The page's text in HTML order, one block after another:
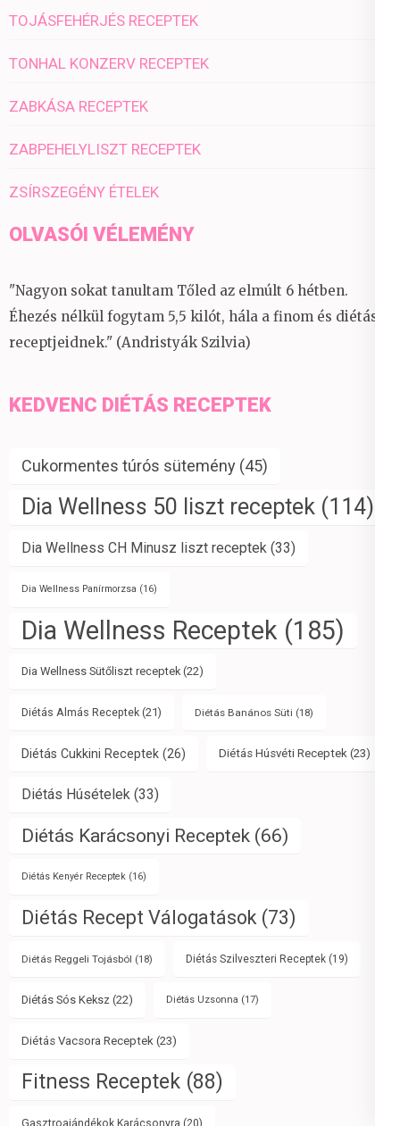
TOJÁSFEHÉRJÉS RECEPTEK
TONHAL KONZERV RECEPTEK
ZABKÁSA RECEPTEK
ZABPEHELYLISZT RECEPTEK
ZSÍRSZEGÉNY ÉTELEK
OLVASÓI VÉLEMÉNY
"Nagyon sokat tanultam Tőled az elmúlt 6 hétben.
Éhezés nélkül fogytam 5,5 kilót, hála a finom és diétás
receptjeidnek." (Andristyák Szilvia)
KEDVENC DIÉTÁS RECEPTEK
Cukormentes túrós sütemény (45)
Dia Wellness 50 liszt receptek (114)
Dia Wellness CH Minusz liszt receptek (33)
Dia Wellness Panírmorzsa (16)
Dia Wellness Receptek (185)
Dia Wellness Sütőliszt receptek(22)
Diétás Almás Receptek (21) Diétás Banános Süti (18)
Diétás Cukkini Receptek (26) Diétás Húsvéti Receptek (23)
Diétás Húsételek (33)
Diétás Karácsonyi Receptek (66)
Diétás Kenyér Receptek (16)
Diétás Recept Válogatások (73)
Diétás Reggeli Tojásból (18) Diétás Szilveszteri Receptek (19)
Diétás Sós Keksz (22) Diétás Uzsonna (17)
Diétás Vacsora Receptek (23)
Fitness Receptek (88)
Gasztroajándékok Karácsonyra (20)